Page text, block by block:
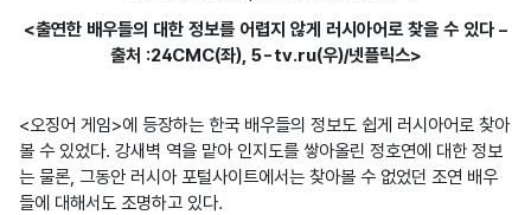
<출연한 배우들의 대한 정보를 어렵지 않게 러시아어로 찾을 수 있다 –
출처 :24CMC(좌), 5-tv.ru(우)/넷플릭스>
<오징어 게임>에 등장하는 한국 배우들의 정보도 쉽게 러시아어로 찾아
볼 수 있었다. 강새벽 역을 맡아 인지도를 쌓아올린 정호연에 대한 정보
는 물론, 그동안 러시아 포털사이트에서는 찾아볼 수 없었던 조연 배우
들에 대해서도 조명하고 있다.